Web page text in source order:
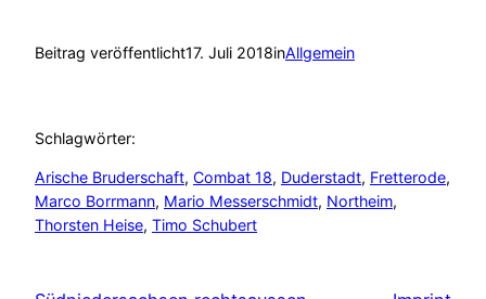
Beitrag veröffentlicht17. Juli 2018inAllgemein
Schlagwörter:
Arische Bruderschaft, Combat 18, Duderstadt, Fretterode
Marco Borrmann, Mario Messerschmidt, Northeim
Thorsten Heise, Timo Schubert